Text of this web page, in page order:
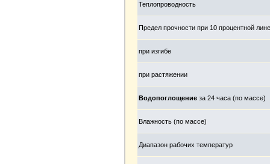
Теплопроводность
Предел прочности при 10 процентной
при изгибе
при растяжении
Водопоглощение за 24 часа (по массе)
Влажность (по массе)
Диапазон рабочих температур